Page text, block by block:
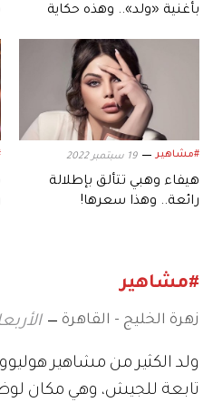
بأغنية «ولد».. وهذه حكاية
#مشاهير 19 سبتمبر 2022
هيفاء وهبي تتألق بإطلالة
رائعة.. وهذا سعرها!
#مشاهير
زهرة الخليج - القاهرة الأربعاء 3 نوفمبر
ولد الكثير من مشاهير
تابعة للجيش، وهي مكان